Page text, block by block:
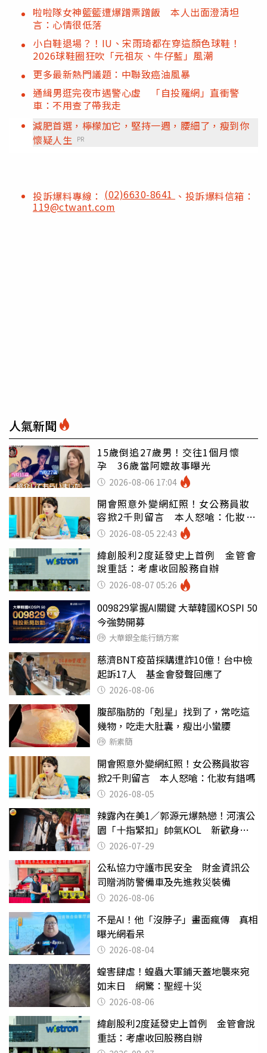
啦啦隊女神籃籃遭爆蹭票蹭飯 本人出面澄清坦
言：心情很低落
小白鞋退場？！IU、宋雨琦都在穿這顏色球鞋！
2026球鞋圈狂吹「元祖灰、牛仔藍」風潮
更多最新熱門議題：中聯致癌油風暴
通緝男逛完夜市遇警心虛 「自投羅網」直衝警
車：不用查了帶我走
減肥首選，檸檬加它，堅持一週，腰細了，瘦到你
懷疑人生 PR
投訴爆料專線： (02)6630-8641 、投訴爆料信箱：
119@ctwant.com
人氣新聞
15歲倒追27歲男！交往1個月懷
孕 36歲當阿嬤故事曝光
2026-08-06 17:04
開會照意外變網紅照！女公務員妝
容掀2千則留言 本人怒嗆：化妝有
錯嗎2026-08-05 22:43
緯創股利2度延發史上首例 金管會
說重話：考慮收回股務自辦
2026-08-07 05:26
009829掌握AI關鍵 大華韓國KOSPI 50
今強勢開募
大華銀全能行銷方案
慈濟BNT疫苗採購遭詐10億！台中檢
起訴17人 基金會發聲回應了
2026-08-06
腹部脂肪的「剋星」找到了，常吃這
幾物，吃走大肚囊，瘦出小蠻腰
新素簡
開會照意外變網紅照！女公務員妝容
掀2千則留言 本人怒嗆：化妝有錯嗎
2026-08-05
辣露內在美1／郭源元爆熱戀！河濱公
園「十指緊扣」帥氣KOL 新歡身份
曝光2026-07-29
公私協力守護市民安全 財金資訊公
司贈消防警備車及先進救災裝備
2026-08-06
不是AI！他「沒脖子」畫面瘋傳 真相
曝光網看呆
2026-08-04
蝗害肆虐！蝗蟲大軍鋪天蓋地襲來宛
如末日 網驚：聖經十災
2026-08-06
緯創股利2度延發史上首例 金管會說
重話：考慮收回股務自辦